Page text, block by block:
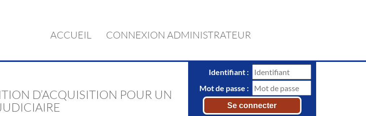
ACCUEIL CONNEXION ADMINISTRATEUR
Identifiant :
Mot de passe :
D’ACQUISITION POUR UN